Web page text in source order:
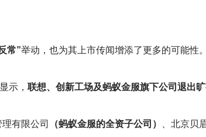
常”举动，也为其上市传闻增添了更多的可能性。
示， 联想、创新工场及蚂蚁金服旗下公司退出旷
理有限公司 （蚂蚁金服的全资子公司） 、北京贝